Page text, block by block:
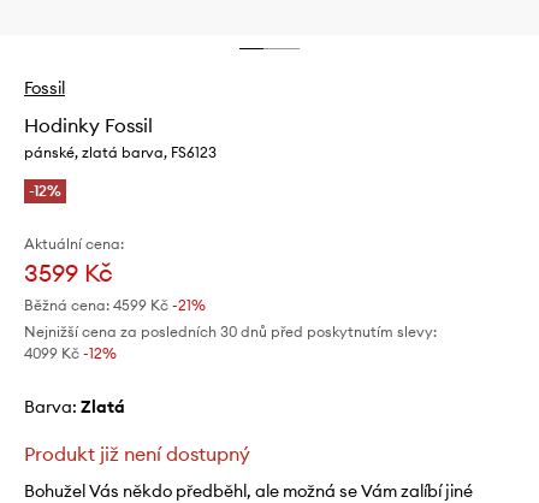
Fossil
Hodinky Fossil
pánské, zlatá barva, FS6123
-12%
Aktuální cena:
3599 Kč
Běžná cena: 4599 Kč -21%
Nejnižší cena za posledních 30 dnů před poskytnutím slevy:
4099 Kč -12%
Barva: zlatá
Produkt již není dostupný
Bohužel Vás někdo předběhl, ale možná se Vám zalíbí jiné